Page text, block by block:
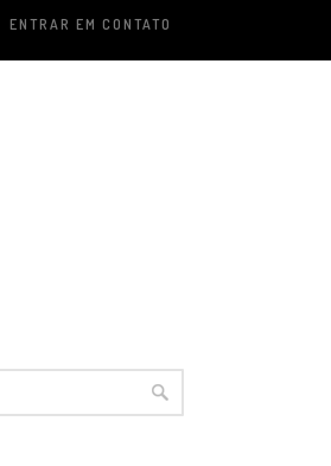
ENTRAR EM CONTATO